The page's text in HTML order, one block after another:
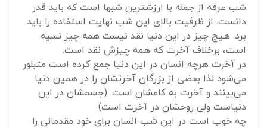
شب عرفه از جمله با ارزشترین شبها است که باید قدر
دانست. از ظرفیت بالای این شب نهایت استفاده را باید
برد. هیچ چیز در این دنیا نقد نیست همه چیز نسیه
است، برخلاف آخرت که همه چیزش نقد است.
در آخرت هرچه انسان در این دنیا جمع کرده است متبلور
می‌شود لذا بعضی از بزرگان آخرتشان را در همین دنیا
می‌بینند و آخرت به کامشان است. (جسمشان در این
دنیاست ولی روحشان در آخرت است)
چه خوب است در این شب انسان برای خود مقدماتی را